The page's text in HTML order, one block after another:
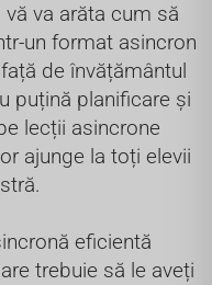
va arăta cum să
un format asincron
de învățământul
puțină planificare și
lecții asincrone
ajunge la toți elevii
eficientă
trebuie să le aveți